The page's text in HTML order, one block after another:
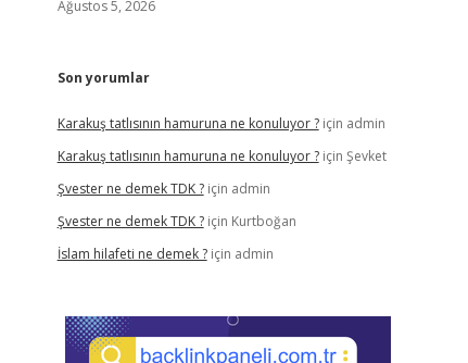
Ağustos 5, 2026
Son yorumlar
Karakuş tatlısının hamuruna ne konuluyor ?için admin
Karakuş tatlısının hamuruna ne konuluyor ?için Şevket
Şvester ne demek TDK ?için admin
Şvester ne demek TDK ?için Kurtboğan
İslam hilafeti ne demek ?için admin